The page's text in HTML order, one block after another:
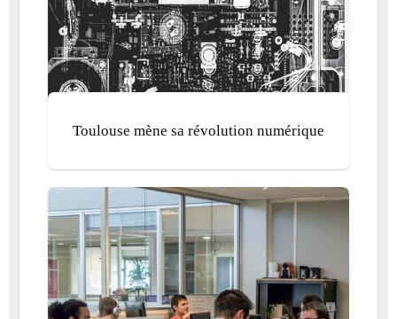
Toulouse mène sa révolution numérique